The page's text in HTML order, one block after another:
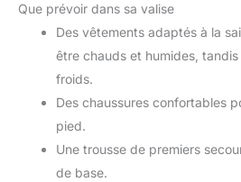
Que prévoir dans sa valise
Des vêtements adaptés à la
être chauds et humides,
froids.
Des chaussures confortables
pied.
Une trousse de premiers
de base.